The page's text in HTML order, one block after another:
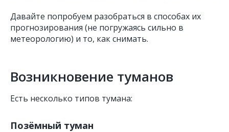
Давайте попробуем разобраться в способах их
прогнозирования (не погружаясь сильно в
метеорологию) и то, как снимать.
Возникновение туманов
Есть несколько типов тумана:
Позёмный туман